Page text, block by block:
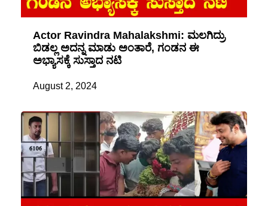
Actor Ravindra Mahalakshmi: ಮಲಗಿದ್ರು
ಬಿಡಲ್ಲ ಅದನ್ನ ಮಾಡು ಅಂತಾರೆ, ಗಂಡನ ಈ
ಅಭ್ಯಾಸಕ್ಕೆ ಸುಸ್ತಾದ ನಟಿ
August 2, 2024